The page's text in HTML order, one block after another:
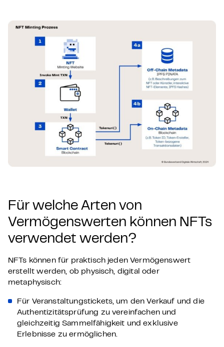
Für welche Arten von
Vermögenswerten können NFTs
verwendet werden?
NFTs können für praktisch jeden Vermögenswert
erstellt werden, ob physisch, digital oder
metaphysisch:
Für Veranstaltungstickets, um den Verkauf und die
Authentizitätsprüfung zu vereinfachen und
gleichzeitig Sammelfähigkeit und exklusive
Erlebnisse zu ermöglichen.